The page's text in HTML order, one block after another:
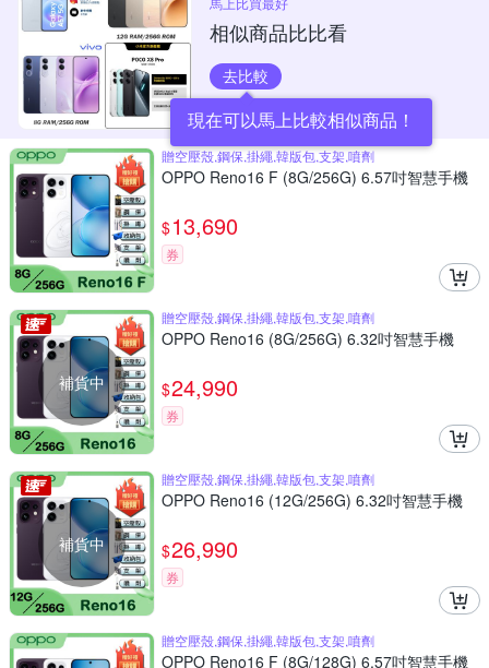
相似商品比比看
去比較
現在可以馬上比較相似商品！
贈空壓殼,鋼保,掛繩,韓版包,支架,噴劑
OPPO Reno16 F (8G/256G) 6.57吋智慧手機
$13,690
券
補貨中
贈空壓殼,鋼保,掛繩,韓版包,支架,噴劑
OPPO Reno16 (8G/256G) 6.32吋智慧手機
$24,990
券
補貨中
贈空壓殼,鋼保,掛繩,韓版包,支架,噴劑
OPPO Reno16 (12G/256G) 6.32吋智慧手機
$26,990
券
贈空壓殼,鋼保,掛繩,韓版包,支架,噴劑
OPPO Reno16 F (8G/128G) 6.57吋智慧手機